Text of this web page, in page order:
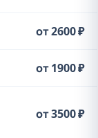
от 2600 ₽
от 1900 ₽
от 3500 ₽